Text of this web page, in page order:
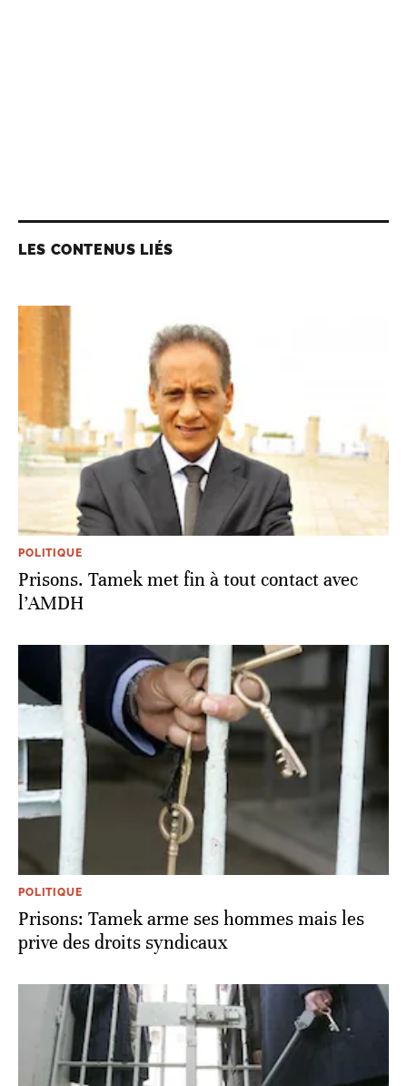
LES CONTENUS LIÉS
POLITIQUE
Prisons. Tamek met fin à tout contact avec
l’AMDH
POLITIQUE
Prisons: Tamek arme ses hommes mais les
prive des droits syndicaux